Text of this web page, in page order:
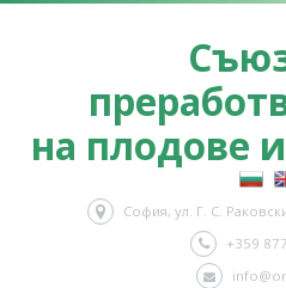
на плодове
София, ул. Г. С.
+359